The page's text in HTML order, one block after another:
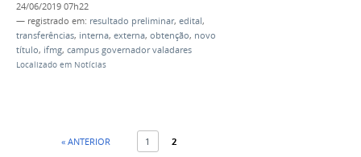
24/06/2019 07h22
— registrado em: resultado preliminar, edital,
transferências, interna, externa, obtenção, novo
título, ifmg, campus governador valadares
Localizado em Notícias
« ANTERIOR 1 2